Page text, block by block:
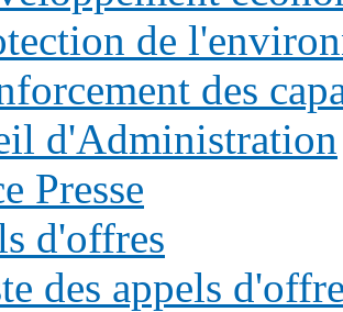
de
des
d'Administration
Presse
d'offres
des appels